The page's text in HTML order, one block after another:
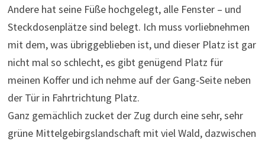
Andere hat seine Füße hochgelegt, alle Fenster – und
Steckdosenplätze sind belegt. Ich muss vorliebnehmen
mit dem, was übriggeblieben ist, und dieser Platz ist gar
nicht mal so schlecht, es gibt genügend Platz für
meinen Koffer und ich nehme auf der Gang-Seite neben
der Tür in Fahrtrichtung Platz.
Ganz gemächlich zucket der Zug durch eine sehr, sehr
grüne Mittelgebirgslandschaft mit viel Wald, dazwischen